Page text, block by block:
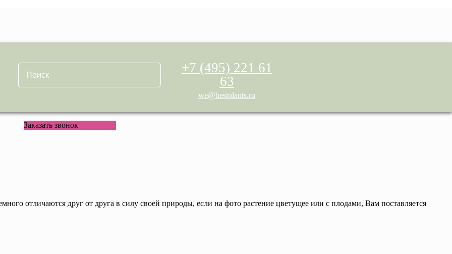
+7 (495) 221 61
63
we@bestplants.ru
Заказать звонок
отличаются друг от друга в силу своей природы, если на фото растение цветущее или с плодами, Вам поставляется